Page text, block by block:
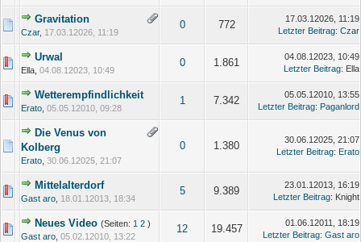
Gravitation
Czar, 17.03.12026, 11:19
0 772
17.03.12026, 11:19
Letzter Beitrag: Czar
Urwal
Ella, 04.08.12023, 10:49
0 1.861
04.08.12023, 10:49
Letzter Beitrag: Ella
Wetterempfindlichkeit
Erato 05.05.12010, 09:28
1 7.342
05.05.12010, 13:55
Letzter Beitrag: Paganlord
Die Venus von
Kolberg
Erato 30.06.12025, 21:07
0 1.380
30.06.12025, 21:07
Letzter Beitrag: Erato
Mittelalterdorf
Gast aro 18.01.12013, 18:34
5 9.389
23.01.12013, 16:19
Letzter Beitrag: Knight
Neues Video (Seiten: 1 2 )
Gast aro 05.02.12010, 13:22
12 19.457
01.06.12011, 18:19
Letzter Beitrag: Gast aro